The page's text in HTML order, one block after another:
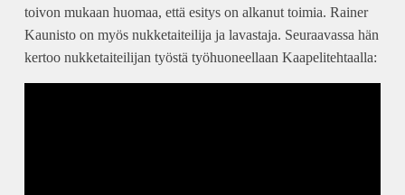
toivon mukaan huomaa, että esitys on alkanut toimia. Rainer
Kaunisto on myös nukketaiteilija ja lavastaja. Seuraavassa hän
kertoo nukketaiteilijan työstä työhuoneellaan Kaapelitehtaalla: